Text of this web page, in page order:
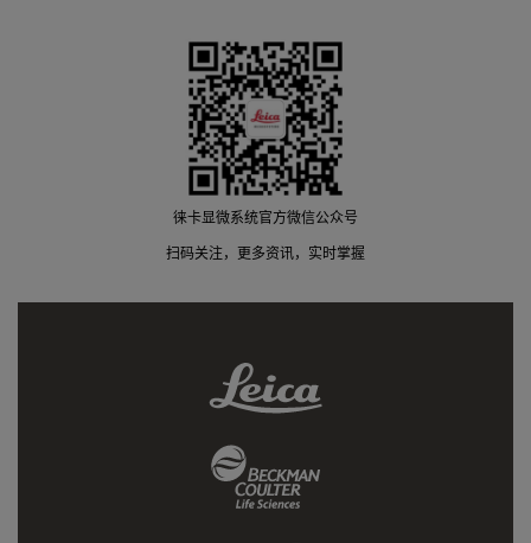
徕卡显微系统官方微信公众号
扫码关注，更多资讯，实时掌握
Leica
Link
Coulter
Link